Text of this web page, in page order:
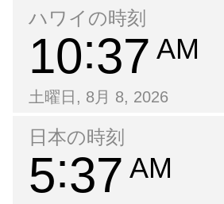
ハワイの時刻
10 37 AM
土曜日, 8月 8, 2026
日本の時刻
5 37 AM